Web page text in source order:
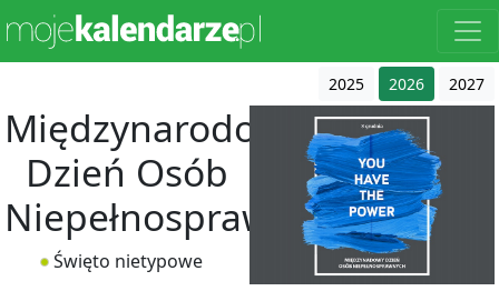
2025 2026 2027
Międzynarodowy
Dzień Osób
Niepełnosprawnych
Święto nietypowe